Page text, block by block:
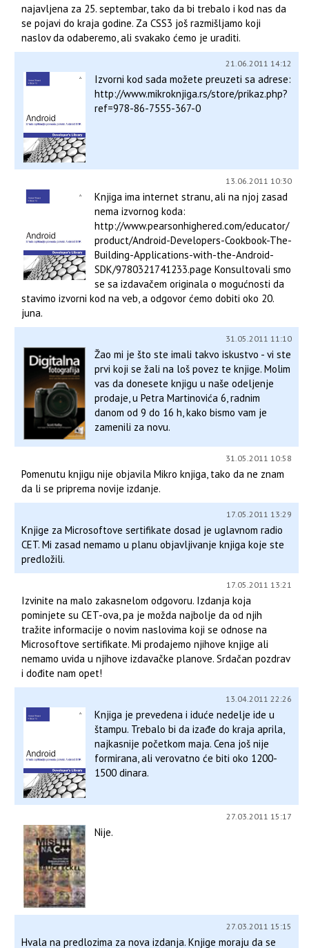
najavljena za 25. septembar, tako da bi trebalo i kod nas da
se pojavi do kraja godine. Za CSS3 još razmišljamo koji
naslov da odaberemo, ali svakako ćemo je uraditi.
21.06.2011 14:12
Izvorni kod sada možete preuzeti sa adrese:
http://www.mikroknjiga.rs/store/prikaz.php?
ref=978-86-7555-367-0
13.06.2011 10:30
Knjiga ima internet stranu, ali na njoj zasad
nema izvornog koda:
http://www.pearsonhighered.com/educator/
product/Android-Developers-Cookbook-The-
Building-Applications-with-the-Android-
SDK/9780321741233.page Konsultovali smo
se sa izdavačem originala o mogućnosti da
stavimo izvorni kod na veb, a odgovor ćemo dobiti oko 20.
juna.
31.05.2011 11:10
Žao mi je što ste imali takvo iskustvo - vi ste
prvi koji se žali na loš povez te knjige. Molim
vas da donesete knjigu u naše odeljenje
prodaje, u Petra Martinovića 6, radnim
danom od 9 do 16 h, kako bismo vam je
zamenili za novu.
31.05.2011 10:58
Pomenutu knjigu nije objavila Mikro knjiga, tako da ne znam
da li se priprema novije izdanje.
17.05.2011 13:29
Knjige za Microsoftove sertifikate dosad je uglavnom radio
CET. Mi zasad nemamo u planu objavljivanje knjiga koje ste
predložili.
17.05.2011 13:21
Izvinite na malo zakasnelom odgovoru. Izdanja koja
pominjete su CET-ova, pa je možda najbolje da od njih
tražite informacije o novim naslovima koji se odnose na
Microsoftove sertifikate. Mi prodajemo njihove knjige ali
nemamo uvida u njihove izdavačke planove. Srdačan pozdrav
i dođite nam opet!
13.04.2011 22:26
Knjiga je prevedena i iduće nedelje ide u
štampu. Trebalo bi da izađe do kraja aprila,
najkasnije početkom maja. Cena još nije
formirana, ali verovatno će biti oko 1200-
1500 dinara.
27.03.2011 15:17
Nije.
27.03.2011 15:15
Hvala na predlozima za nova izdanja. Knjige moraju da se